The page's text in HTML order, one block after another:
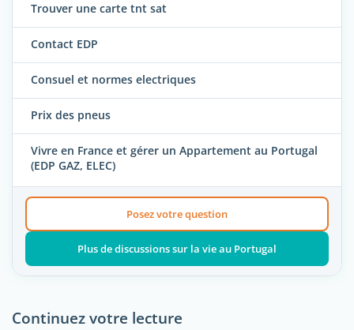
Trouver une carte tnt sat
Contact EDP
Consuel et normes electriques
Prix des pneus
Vivre en France et gérer un Appartement au Portugal
(EDP GAZ, ELEC)
Posez votre question
Plus de discussions sur la vie au Portugal
Continuez votre lecture